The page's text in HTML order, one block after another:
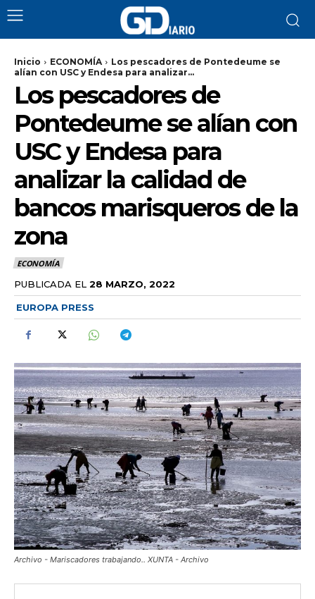
Inicio ECONOMÍA
Los pescadores de Pontedeume se
alían con USC y Endesa para analizar...
Los pescadores de
Pontedeume se alían con
USC y Endesa para
analizar la calidad de
bancos marisqueros de la
zona
ECONOMÍA
PUBLICADA EL 28 MARZO, 2022
EUROPA PRESS
Archivo - Mariscadores trabajando.. XUNTA - Archivo